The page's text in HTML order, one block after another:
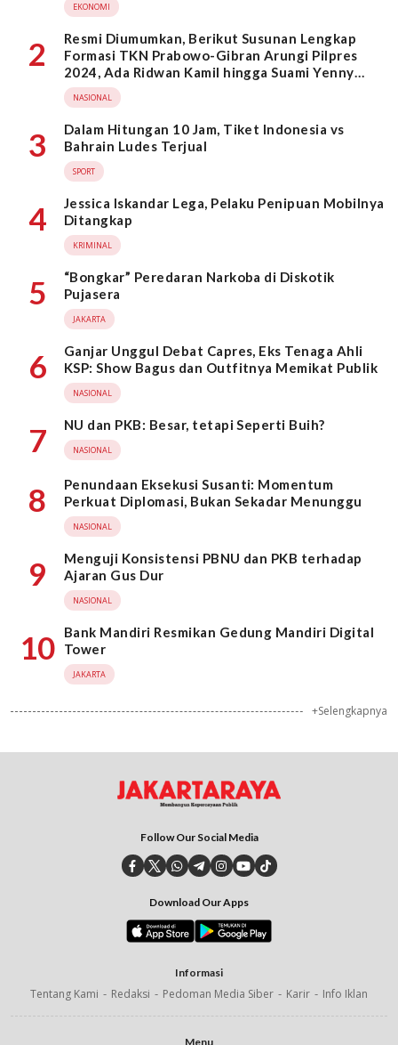
EKONOMI
2
Resmi Diumumkan, Berikut Susunan Lengkap
Formasi TKN Prabowo-Gibran Arungi Pilpres
2024, Ada Ridwan Kamil hingga Suami Yenny
Wahid
NASIONAL
3
Dalam Hitungan 10 Jam, Tiket Indonesia vs
Bahrain Ludes Terjual
SPORT
4
Jessica Iskandar Lega, Pelaku Penipuan Mobilnya
Ditangkap
KRIMINAL
5
“Bongkar” Peredaran Narkoba di Diskotik
Pujasera
JAKARTA
6
Ganjar Unggul Debat Capres, Eks Tenaga Ahli
KSP: Show Bagus dan Outfitnya Memikat Publik
NASIONAL
7 NU dan PKB: Besar, tetapi Seperti Buih?
NASIONAL
8
Penundaan Eksekusi Susanti: Momentum
Perkuat Diplomasi, Bukan Sekadar Menunggu
NASIONAL
9
Menguji Konsistensi PBNU dan PKB terhadap
Ajaran Gus Dur
NASIONAL
10
Bank Mandiri Resmikan Gedung Mandiri Digital
Tower
JAKARTA
+Selengkapnya
Follow Our Social Media
Download Our Apps
Informasi
Tentang Kami Redaksi Pedoman Media Siber Karir Info Iklan
Menu